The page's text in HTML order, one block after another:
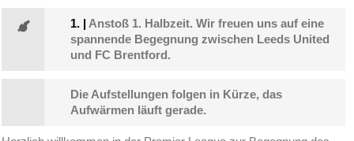
1. | Anstoß 1. Halbzeit. Wir freuen uns auf eine
spannende Begegnung zwischen Leeds United
und FC Brentford.
Die Aufstellungen folgen in Kürze, das
Aufwärmen läuft gerade.